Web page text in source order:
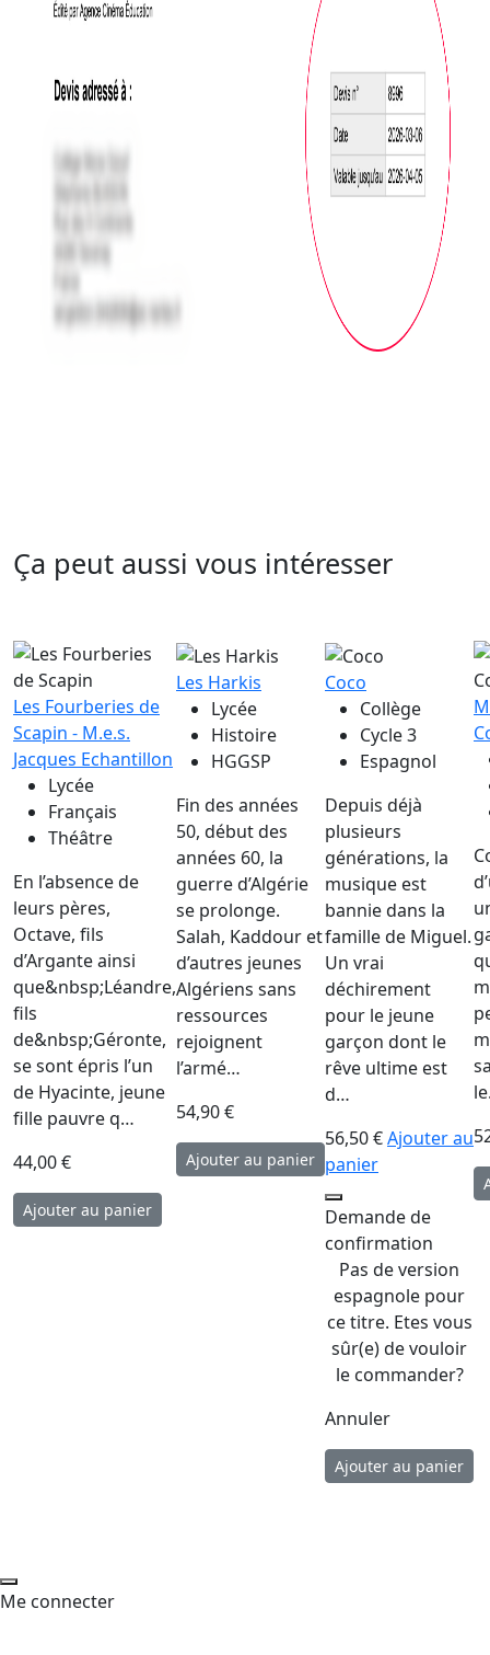
Ça peut aussi vous intéresser
Les Fourberies de
Scapin - M.e.s.
Jacques Echantillon
Lycée
Français
Théâtre
En l’absence de
leurs pères,
Octave, fils
d’Argante ainsi
que&nbsp;Léandre,
fils
de&nbsp;Géronte,
se sont épris l’un
de Hyacinte, jeune
fille pauvre q…
44,00 €
Les Harkis
Lycée
Histoire
HGGSP
Fin des années
50, début des
années 60, la
guerre d’Algérie
se prolonge.
Salah, Kaddour et
d’autres jeunes
Algériens sans
ressources
rejoignent
l’armé…
54,90 €
Coco
Collège
Cycle 3
Espagnol
Depuis déjà
plusieurs
générations, la
musique est
bannie dans la
famille de Miguel.
Un vrai
déchirement
pour le jeune
garçon dont le
rêve ultime est
d…
56,50 €Ajouter au
panier
Demande de
confirmation
Pas de version
espagnole pour
ce titre. Etes vous
sûr(e) de vouloir
le commander?
Annuler
Me connecter